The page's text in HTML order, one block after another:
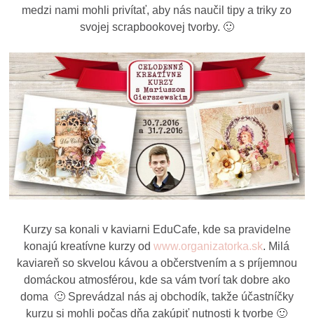
medzi nami mohli privítať, aby nás naučil tipy a triky zo
svojej scrapbookovej tvorby. 🙂
Kurzy sa konali v kaviarni EduCafe, kde sa pravidelne
konajú kreatívne kurzy odwww.organizatorka.sk. Milá
kaviareň so skvelou kávou a občerstvením a s príjemnou
domáckou atmosférou, kde sa vám tvorí tak dobre ako
doma 🙂 Sprevádzal nás aj obchodík, takže účastníčky
kurzu si mohli počas dňa zakúpiť nutnosti k tvorbe 🙂